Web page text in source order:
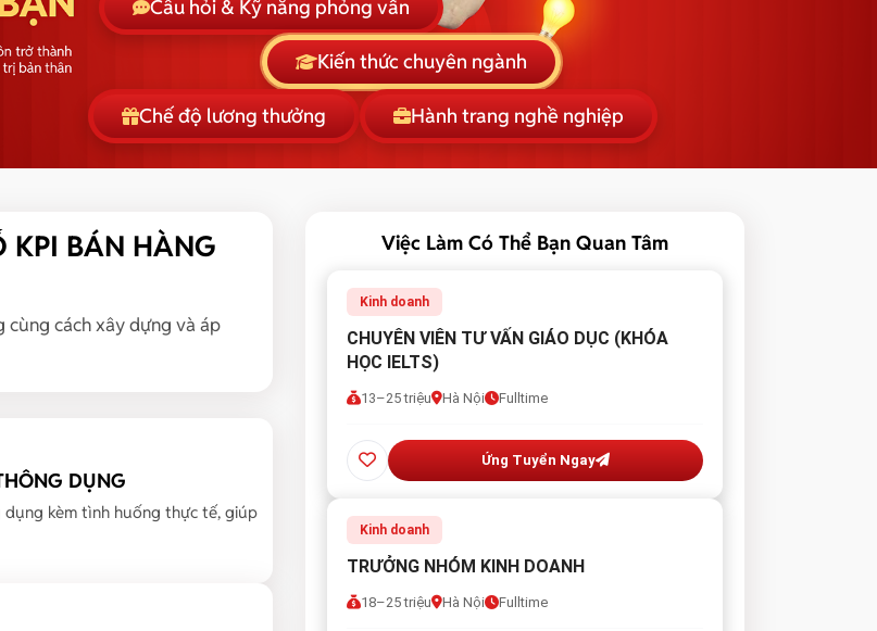
Câu hỏi & Kỹ năng phỏng vấn
Kiến thức chuyên ngành
Chế độ lương thưởng Hành trang nghề nghiệp
KPI BÁN HÀNG
cùng cách xây dựng và áp
DỤNG
dụng kèm tình huống thực tế, giúp
Việc Làm Có Thể Bạn Quan Tâm
Kinh doanh
CHUYÊN VIÊN TƯ VẤN GIÁO DỤC (KHÓA
HỌC IELTS)
13–25 triệu Hà Nội Fulltime
Ứng Tuyển Ngay
Kinh doanh
TRƯỞNG NHÓM KINH DOANH
18–25 triệu Hà Nội Fulltime